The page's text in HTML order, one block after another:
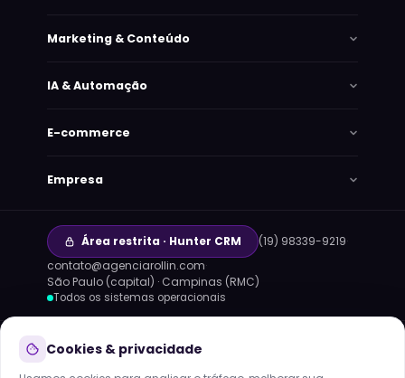
Marketing & Conteúdo
IA & Automação
E-commerce
Empresa
Área restrita · Hunter CRM (19) 98339-9219·
contato@agenciarollin.com·
São Paulo (capital) · Campinas (RMC)
Todos os sistemas operacionais
TECNOLOGIAS QUE OPERAMOS:
Lana
Online agora · responde em segundos
Cookies & privacidade